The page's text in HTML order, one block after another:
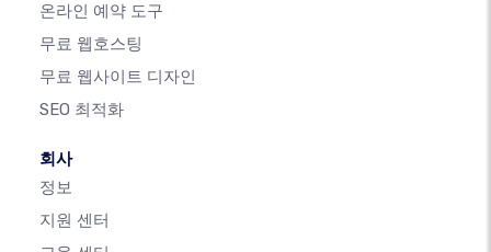
온라인 예약 도구
무료 웹호스팅
무료 웹사이트 디자인
SEO 최적화
회사
정보
지원 센터